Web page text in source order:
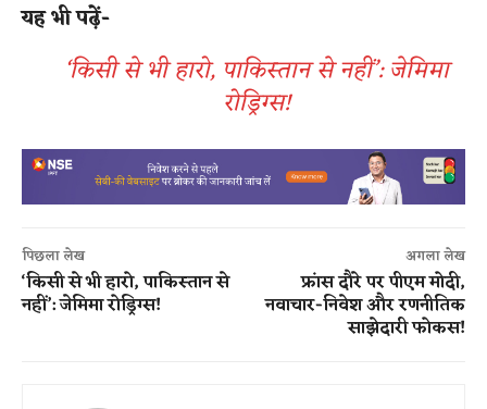
यह भी पढ़ें-
‘किसी से भी हारो, पाकिस्तान से नहीं’: जेमिमा
रोड्रिग्स!
पिछला लेख
‘किसी से भी हारो, पाकिस्तान से
नहीं’: जेमिमा रोड्रिग्स!
अगला लेख
फ्रांस दौरे पर पीएम मोदी,
नवाचार-निवेश और रणनीतिक
साझेदारी फोकस!